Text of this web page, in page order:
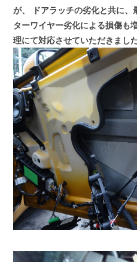
が、
ドアラッチの劣化と共に
ターワイヤー劣化による損傷も
理にて対応させていただきました